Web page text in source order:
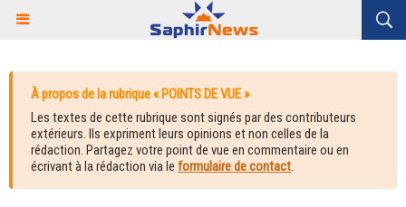
À propos de la rubrique « POINTS DE VUE »
Les textes de cette rubrique sont signés par des contributeurs
extérieurs. Ils expriment leurs opinions et non celles de la
rédaction. Partagez votre point de vue en commentaire ou en
écrivant à la rédaction via le formulaire de contact.